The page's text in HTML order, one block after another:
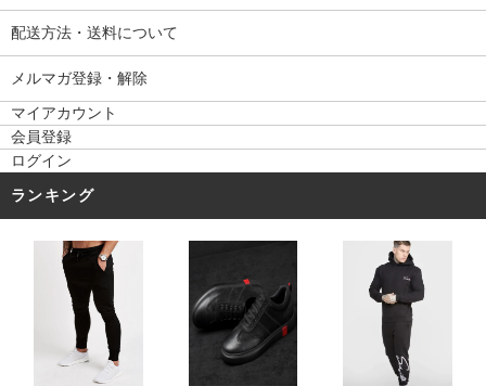
配送方法・送料について
メルマガ登録・解除
マイアカウント
会員登録
ログイン
ランキング